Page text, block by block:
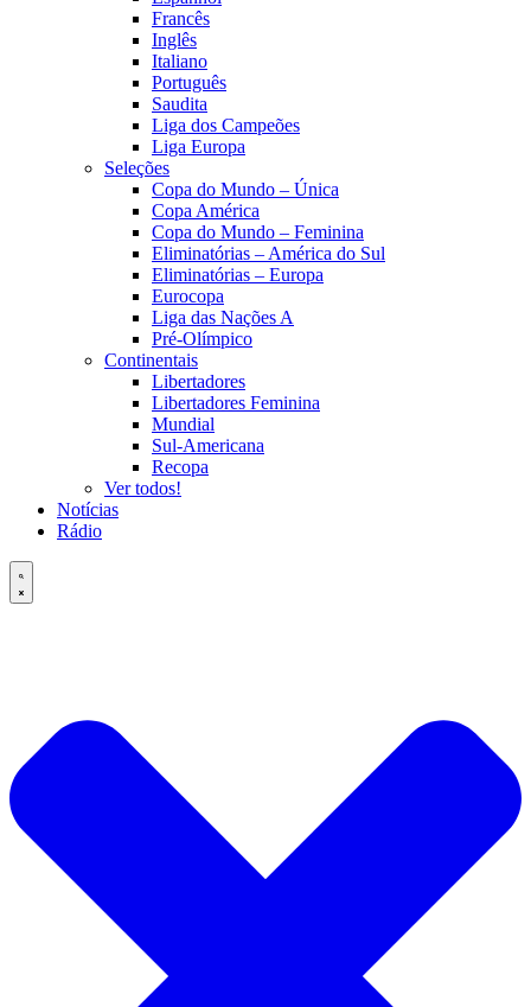
Francês
Inglês
Italiano
Português
Saudita
Liga dos Campeões
Liga Europa
Seleções
Copa do Mundo – Única
Copa América
Copa do Mundo – Feminina
Eliminatórias – América do Sul
Eliminatórias – Europa
Eurocopa
Liga das Nações A
Pré-Olímpico
Continentais
Libertadores
Libertadores Feminina
Mundial
Sul-Americana
Recopa
Ver todos!
Notícias
Rádio